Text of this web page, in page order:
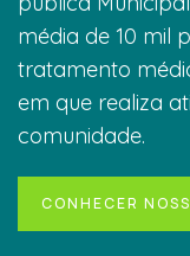
média de 10 mil
tratamento
em que realiza
comunidade.
CONHECER